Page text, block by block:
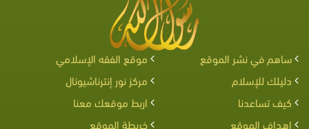
ساهم في نشر الموقع
موقع الفقه الإسلامي
دليلك للإسلام
مركز نور إنترناشيونال
كيف تساعدنا
اربط موقعك معنا
اهداف الموقع
خريطة الموقع